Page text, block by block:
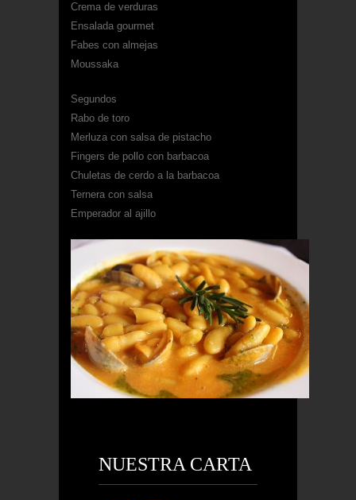
Crema de verduras
Ensalada gourmet
Fabes con almejas
Moussaka
Segundos
Rabo de toro
Merluza con salsa de pistacho
Fingers de pollo con barbacoa
Chuletas de cerdo a la barbacoa
Ternera con salsa
Emperador al ajillo
NUESTRA CARTA